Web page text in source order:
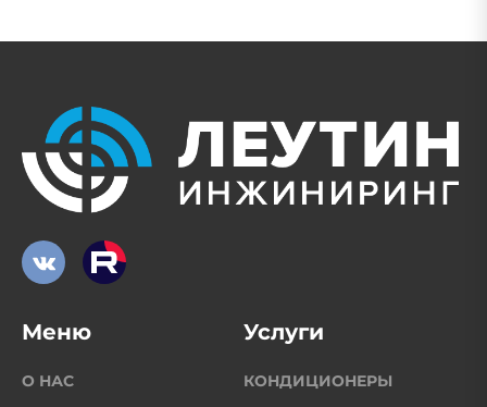
Меню
О НАС
Услуги
КОНДИЦИОНЕРЫ